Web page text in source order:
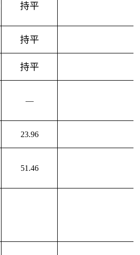
持平
持平
持平
—
23.96
51.46